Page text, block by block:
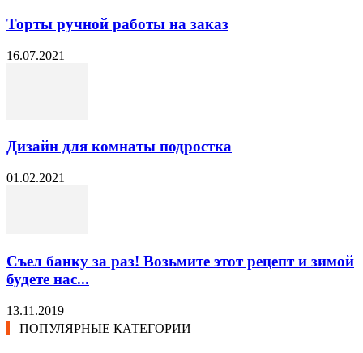
Торты ручной работы на заказ
16.07.2021
Дизайн для комнаты подростка
01.02.2021
Съел банку за раз! Возьмите этот рецепт и зимой
будете нас...
13.11.2019
ПОПУЛЯРНЫЕ КАТЕГОРИИ